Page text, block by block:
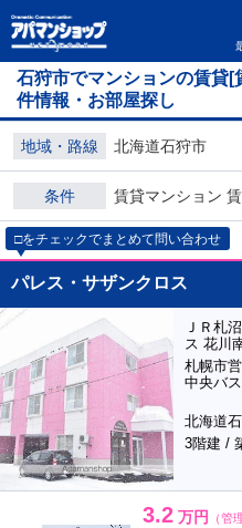
石狩市でマンションの賃貸
件情報・お部屋探し
地域・路線 北海道石狩市
条件 賃貸マンション
□をチェックでまとめて問い合わせ
パレス・サザンクロス
ＪＲ札
ス 花川
札幌市
中央バ
北海道
3階建 /
3.2 万円 （管